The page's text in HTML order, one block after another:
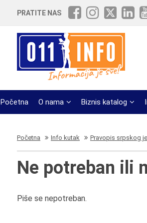
PRATITE NAS
Početna O nama Biznis katalog
Početna Info kutak Pravopis srpskog
Ne potreban ili
Piše se nepotreban.